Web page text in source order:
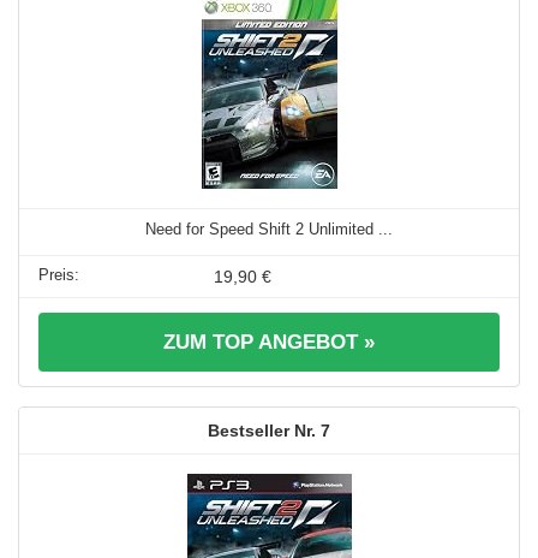
Need for Speed Shift 2 Unlimited ...
19,90 €
ZUM TOP ANGEBOT »
7